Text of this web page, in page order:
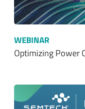
WEBINAR
Optimizing Power